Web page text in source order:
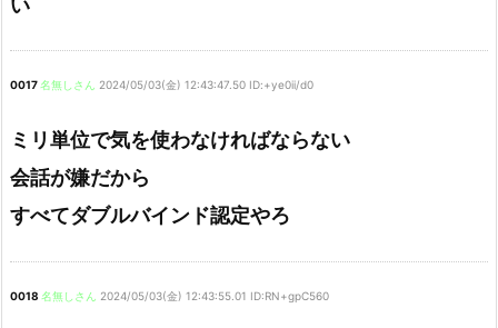
い
0017名無しさん 2024/05/03(金) 12:43:47.50 ID:+ye0ii/d0
ミリ単位で気を使わなければならない
会話が嫌だから
すべてダブルバインド認定やろ
0018 名無しさん 2024/05/03(金) 12:43:55.01 ID:RN+gpC560